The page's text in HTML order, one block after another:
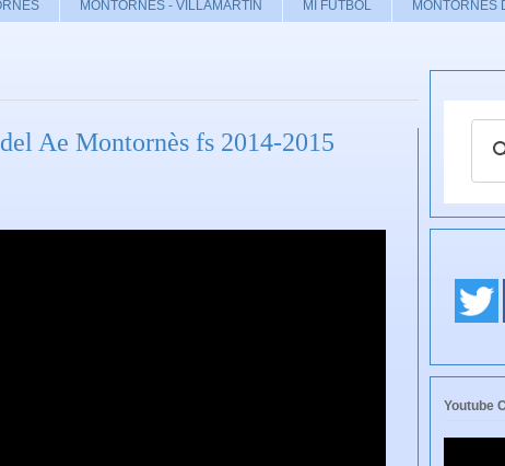
MONTORNÈS - VILLAMARTIN MI FÚTBOL MONTORNÈS
Ae Montornès fs 2014-2015
Youtube